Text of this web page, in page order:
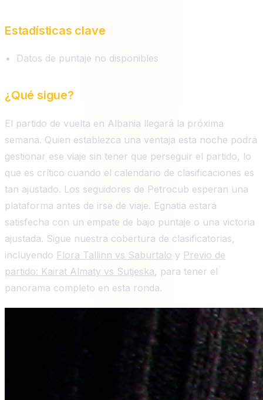
Estadísticas clave
Datos de puntaje no disponibles
¿Qué sigue?
El partido de vuelta en Albania llegará la próxima
semana. Quien establezca una ventaja esta noche podrá
gestionar ese viaje sin tener que perseguir el partido, lo
que es crítico cuando el calendario de clasificaciones es
tan ajustado. Los seguidores de Petrocub esperan una
plataforma antes de irse de viaje. Egnatia estará
satisfecha con un empate de bajo puntaje o una victoria
ajustada. Sigue nuestra cobertura de clasificatorias,
incluyendo Flora Tallinn vs Saburtalo y Previo de
partido: Kairat Almaty vs Sutjeska, para tener el
panorama completo en esta ronda.